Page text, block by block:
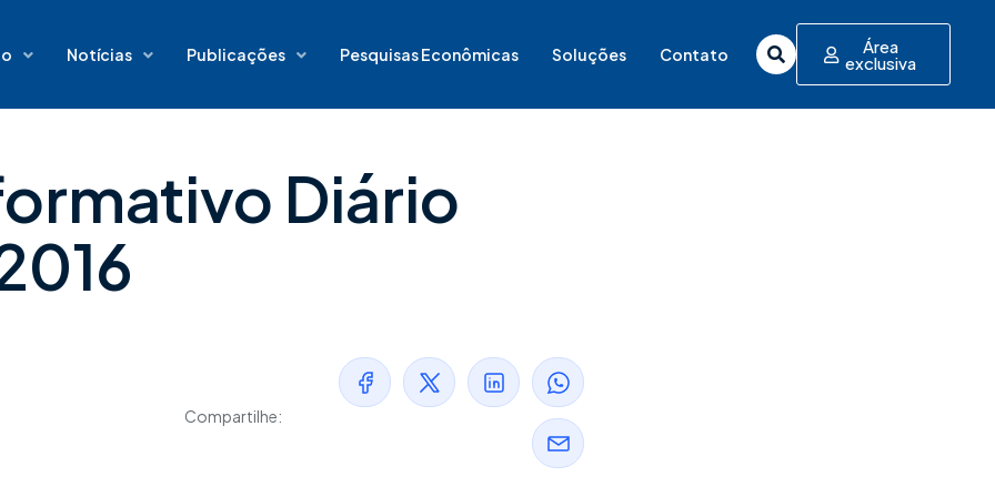
Notícias Publicações Pesquisas Econômicas Soluções Contato Área
exclusiva
Diário
Compartilhe: